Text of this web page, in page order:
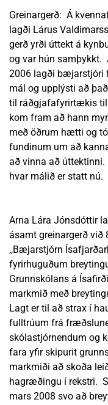
Greinargerð: Á
lagði Lárus
gerð yrði úttekt á
og var hún
2006 lagði bæjarstjóri
mál og upplýsti að
til ráðgjafafyrirtækis til
kom fram að hann
með öðrum hætti og
fundinum um að
að vinna að
hvar málið er statt nú.
Arna Lára Jónsdóttir
ásamt greinargerð
,,Bæjarstjórn
fyrirhuguðum
Grunnskólans á
markmið með
Lagt er til að strax í
fulltrúum frá
skólastjórnendum og
fara yfir skipurit
markmiði að skoða
hagræðingu í rekstri.
mars 2008 svo að